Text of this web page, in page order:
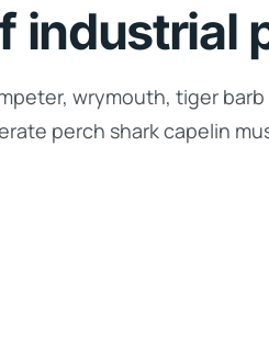
industrial
wrymouth, tiger
perch shark capelin